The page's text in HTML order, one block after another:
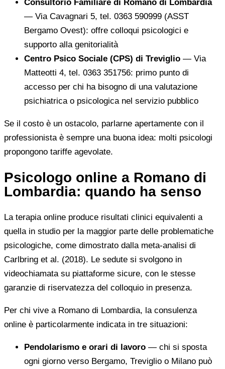
Consultorio Familiare di Romano di Lombardia
— Via Cavagnari 5, tel. 0363 590999 (ASST
Bergamo Ovest): offre colloqui psicologici e
supporto alla genitorialità
Centro Psico Sociale (CPS) di Treviglio — Via
Matteotti 4, tel. 0363 351756: primo punto di
accesso per chi ha bisogno di una valutazione
psichiatrica o psicologica nel servizio pubblico
Se il costo è un ostacolo, parlarne apertamente con il
professionista è sempre una buona idea: molti psicologi
propongono tariffe agevolate.
Psicologo online a Romano di
Lombardia: quando ha senso
La terapia online produce risultati clinici equivalenti a
quella in studio per la maggior parte delle problematiche
psicologiche, come dimostrato dalla meta-analisi di
Carlbring et al. (2018). Le sedute si svolgono in
videochiamata su piattaforme sicure, con le stesse
garanzie di riservatezza del colloquio in presenza.
Per chi vive a Romano di Lombardia, la consulenza
online è particolarmente indicata in tre situazioni:
Pendolarismo e orari di lavoro — chi si sposta
ogni giorno verso Bergamo, Treviglio o Milano può